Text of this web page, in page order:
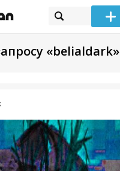
«belialdark»